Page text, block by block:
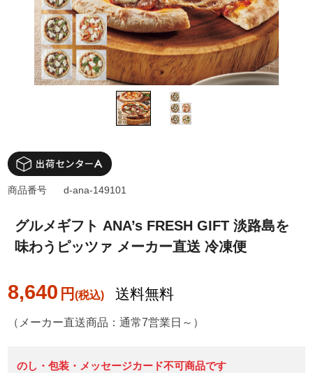
グルメギフト ANA’s FRESH GIFT 淡路島を
味わうピッツァ メーカー直送 冷凍便
8,640 円 送料無料
商品番号 d-ana-149101
（メーカー直送商品：通常7営業日～）
のし・包装・メッセージカード不可商品です